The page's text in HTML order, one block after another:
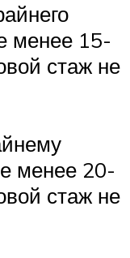
менее 15-
стаж не
менее 20-
стаж не